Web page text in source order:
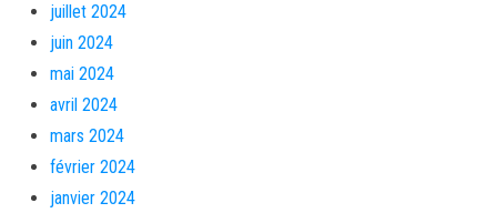
juillet 2024
juin 2024
mai 2024
avril 2024
mars 2024
février 2024
janvier 2024